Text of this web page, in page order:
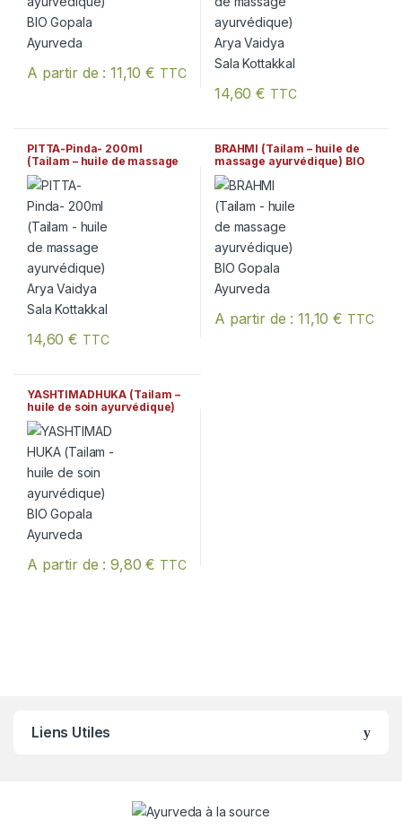
A partir de :11,10€ TTC
Ce produit a plusieurs variations. Les options peuvent être
14,60€ TTC
PITTA-Pinda- 200ml
(Tailam – huile de massage
ayurvédique) Arya Vaidya
Sala Kottakkal
14,60€ TTC
BRAHMI (Tailam – huile de
massage ayurvédique) BIO
Gopala Ayurveda
A partir de :11,10€ TTC
YASHTIMADHUKA (Tailam –
huile de soin ayurvédique)
BIO Gopala Ayurveda
A partir de :9,80€ TTC
Liens Utiles